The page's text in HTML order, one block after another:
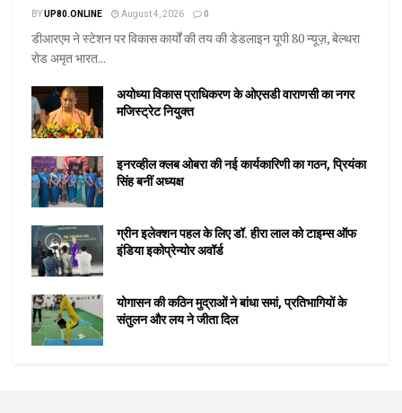
BYUP80.ONLINE August 4, 2026 0
डीआरएम ने स्टेशन पर विकास कार्यों की तय की डेडलाइन यूपी 80 न्यूज़, बेल्थरा
रोड अमृत भारत...
अयोध्या विकास प्राधिकरण के ओएसडी वाराणसी का नगर
मजिस्ट्रेट नियुक्त
इनरव्हील क्लब ओबरा की नई कार्यकारिणी का गठन, प्रियंका
सिंह बनीं अध्यक्ष
ग्रीन इलेक्शन पहल के लिए डॉ. हीरा लाल को टाइम्स ऑफ
इंडिया इकोप्रेन्योर अवॉर्ड
योगासन की कठिन मुद्राओं ने बांधा समां, प्रतिभागियों के
संतुलन और लय ने जीता दिल